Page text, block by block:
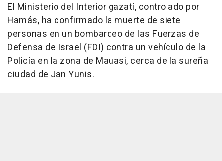
El Ministerio del Interior gazatí, controlado por
Hamás, ha confirmado la muerte de siete
personas en un bombardeo de las Fuerzas de
Defensa de Israel (FDI) contra un vehículo de la
Policía en la zona de Mauasi, cerca de la sureña
ciudad de Jan Yunis.